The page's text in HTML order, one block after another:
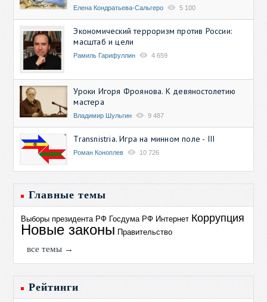
Елена Кондратьева-Сальгеро 5 100
Экономический терроризм против России:
масштаб и цели
Рамиль Гарифуллин 4 659
Уроки Игоря Фроянова. К девяностолетию
мастера
Владимир Шульгин 9 487
Transnistria. Игра на минном поле - III
Роман Коноплев 10 726
Главные темы
Выборы президента РФ Госдума РФ Интернет Коррупция
Новые законы Правительство
все темы →
Рейтинги